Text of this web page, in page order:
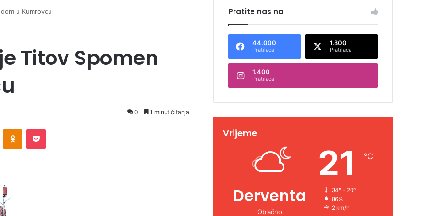
u Kumrovcu
Titov Spomen
0 1 minut čitanja
Pratite nas na
44.000
Pratilaca
1.800
Pratilaca
1.400
Pratilaca
Vrijeme
Derventa
Oblačno
21 ℃
34º - 20º
86%
2 km/h